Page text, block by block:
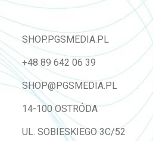
SHOP.PGSMEDIA.PL
+48 89 642 06 39
SHOP@PGSMEDIA.PL
14-100 OSTRÓDA
UL. SOBIESKIEGO 3C/52